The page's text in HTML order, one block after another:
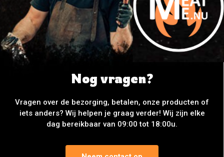
Nog vragen?
Vragen over de bezorging, betalen, onze producten of
iets anders? Wij helpen je graag verder! Wij zijn elke
dag bereikbaar van 09:00 tot 18:00u.